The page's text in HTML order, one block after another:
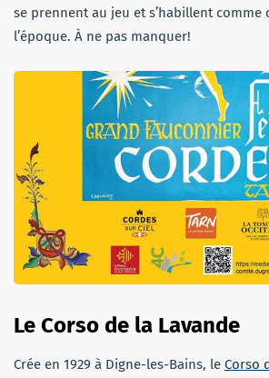
se prennent au jeu et s’habillent comme
l’époque. À ne pas manquer!
Le Corso de la Lavande
Crée en 1929 à Digne-les-Bains, le Corso